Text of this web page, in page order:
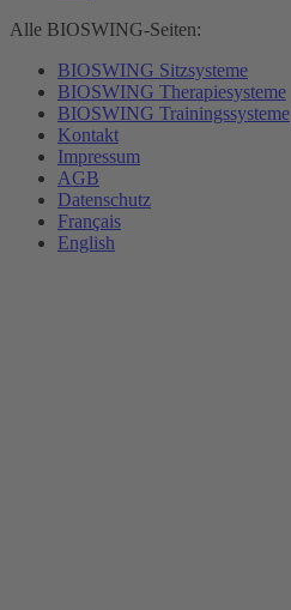
Alle BIOSWING-Seiten:
BIOSWING Sitzsysteme
BIOSWING Therapiesysteme
BIOSWING Trainingssysteme
Kontakt
Impressum
AGB
Datenschutz
Français
English